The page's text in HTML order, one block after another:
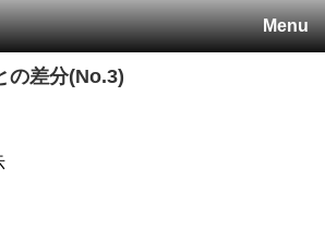
Menu
の差分(No.3)